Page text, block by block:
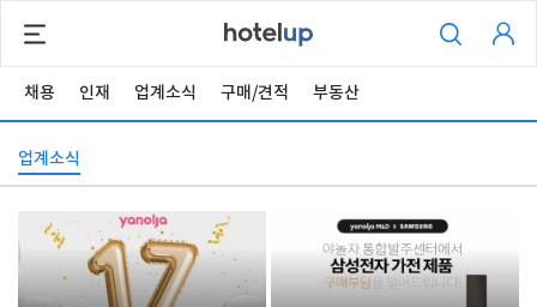
채용 인재 업계소식 구매/견적 부동산
업계소식